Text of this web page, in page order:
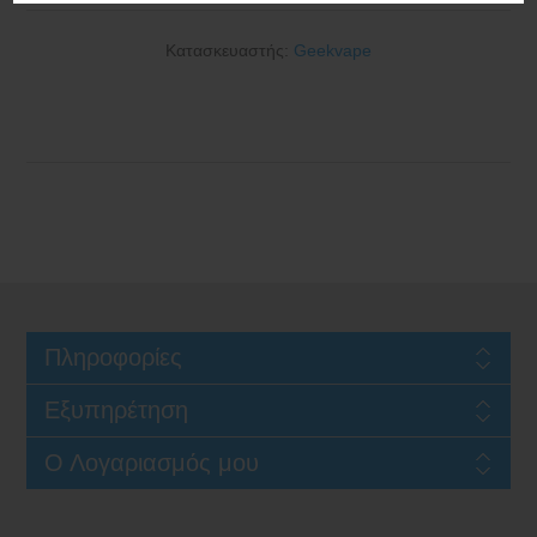
Κατασκευαστής: Geekvape
Πληροφορίες
Εξυπηρέτηση
Ο Λογαριασμός μου